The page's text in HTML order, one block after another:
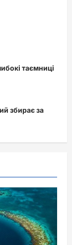
таємниці
збирає за